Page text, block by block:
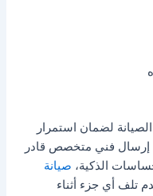
لضمان استمرار
إرسال فني متخصص قادر
الذكية، صيانة
تلف أي جزء أثناء